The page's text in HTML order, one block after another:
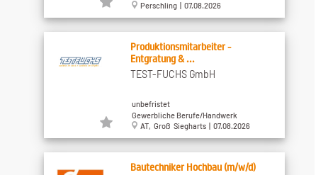
Perschling | 07.08.2026
Produktionsmitarbeiter -
Entgratung & ...
TEST-FUCHS GmbH
unbefristet
Gewerbliche Berufe/Handwerk
AT, Groß Siegharts | 07.08.2026
Bautechniker Hochbau (m/w/d)